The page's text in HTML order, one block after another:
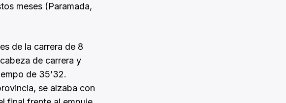
meses (Paramada,
de la carrera de 8
de carrera y
de 35’32.
se alzaba con